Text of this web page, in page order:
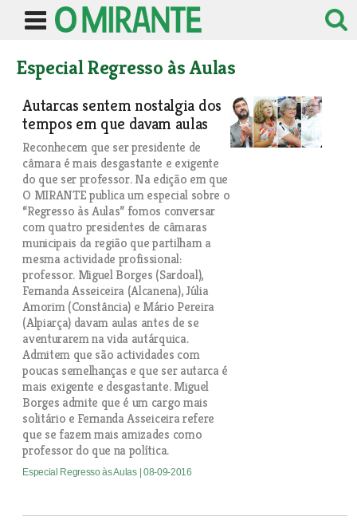
Especial Regresso às Aulas
Autarcas sentem nostalgia dos
tempos em que davam aulas
Reconhecem que ser presidente de
câmara é mais desgastante e exigente
do que ser professor. Na edição em que
O MIRANTE publica um especial sobre o
“Regresso às Aulas” fomos conversar
com quatro presidentes de câmaras
municipais da região que partilham a
mesma actividade profissional:
professor. Miguel Borges (Sardoal),
Fernanda Asseiceira (Alcanena), Júlia
Amorim (Constância) e Mário Pereira
(Alpiarça) davam aulas antes de se
aventurarem na vida autárquica.
Admitem que são actividades com
poucas semelhanças e que ser autarca é
mais exigente e desgastante. Miguel
Borges admite que é um cargo mais
solitário e Fernanda Asseiceira refere
que se fazem mais amizades como
professor do que na política.
Especial Regresso às Aulas | 08-09-2016